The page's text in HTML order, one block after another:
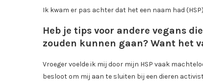
Ik kwam er pas achter dat het een naam had
Heb je tips voor andere vegans
zouden kunnen gaan? Want het
Vroeger voelde ik mij door mijn HSP vaak
besloot om mij aan te sluiten bij een dieren